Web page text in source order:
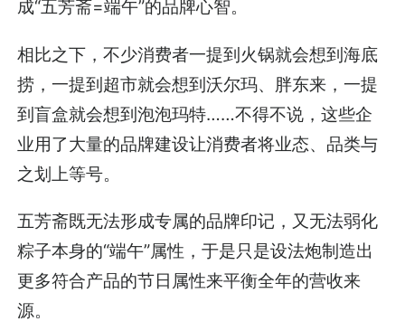
成“五芳斋=端午”的品牌心智。
相比之下，不少消费者一提到火锅就会想到海底
捞，一提到超市就会想到沃尔玛、胖东来，一提
到盲盒就会想到泡泡玛特……不得不说，这些企
业用了大量的品牌建设让消费者将业态、品类与
之划上等号。
五芳斋既无法形成专属的品牌印记，又无法弱化
粽子本身的“端午”属性，于是只是设法炮制造出
更多符合产品的节日属性来平衡全年的营收来
源。